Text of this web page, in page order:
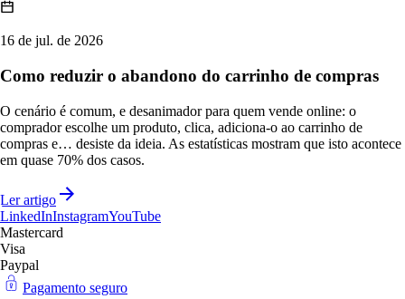
16 de jul. de 2026
Como reduzir o abandono do carrinho de compras
O cenário é comum, e desanimador para quem vende online: o
comprador escolhe um produto, clica, adiciona-o ao carrinho de
compras e… desiste da ideia. As estatísticas mostram que isto acontece
em quase 70% dos casos.
Ler artigo
LinkedInInstagramYouTube
Mastercard
Visa
Paypal
Pagamento seguro